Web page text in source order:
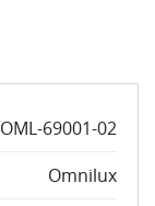
OML-69001-02
Omnilux